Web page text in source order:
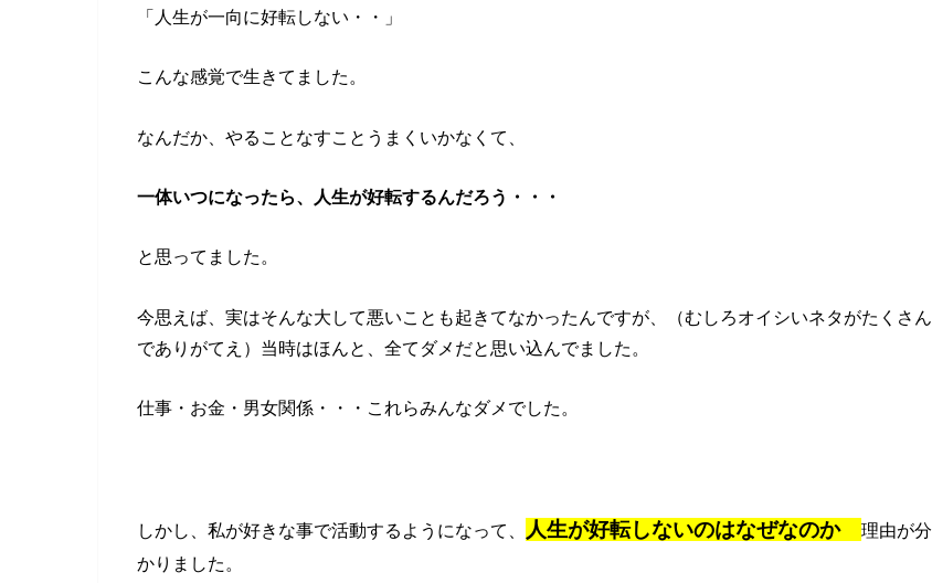
「人生が一向に好転しない・・」
こんな感覚で生きてました。
なんだか、やることなすことうまくいかなくて、
一体いつになったら、人生が好転するんだろう・・・
と思ってました。
今思えば、実はそんな大して悪いことも起きてなかったんですが、（むしろオイシいネタがたくさん
でありがてえ）当時はほんと、全てダメだと思い込んでました。
仕事・お金・男女関係・・・これらみんなダメでした。
しかし、私が好きな事で活動するようになって、 人生が好転しないのはなぜなのか 理由が分
かりました。